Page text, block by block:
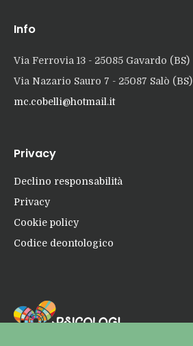
Info
Via Ferrovia 13 - 25085 Gavardo (BS)
Via Nazario Sauro 7 - 25087 Salò (BS)
mc.cobelli@hotmail.it
Privacy
Declino responsabilità
Privacy
Cookie policy
Codice deontologico